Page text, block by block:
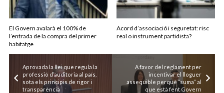
El Govern avalarà el 100% de
l’entrada de la compra del primer
habitatge
Acord d’associació i seguretat: risc
real o instrument partidista?
Aprovada la llei que regula la
professió d’auditoria al país,
sota els principis de rigor i
transparència
A favor del reglament per
incentivar el lloguer
assequible perquè “suma” al
que està fent Govern